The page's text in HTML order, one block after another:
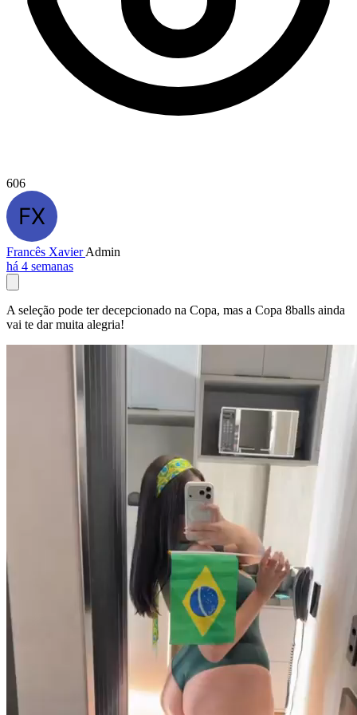
606
Francês XavierAdmin
há 4 semanas
A seleção pode ter decepcionado na Copa, mas a Copa 8balls ainda
vai te dar muita alegria!